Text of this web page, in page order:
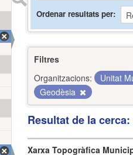
Ordenar resultats per
Filtres
Organitzacions:
Unitat
Geodèsia
Resultat de la
Xarxa Topogràfica